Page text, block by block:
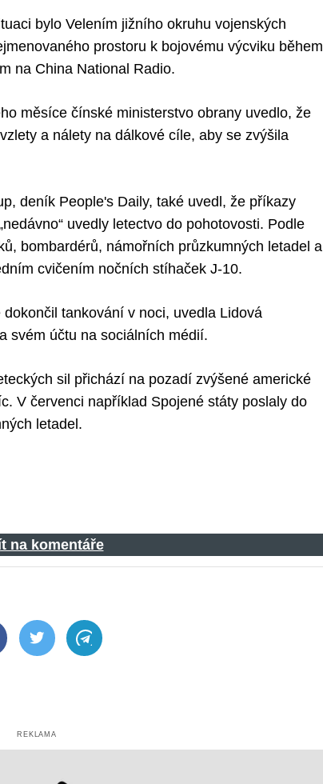
bylo Velením jižního okruhu vojenských
prostoru k bojovému výcviku během
na China National Radio.
měsíce čínské ministerstvo obrany uvedlo, že
a nálety na dálkové cíle, aby se zvýšila
deník People's Daily, také uvedl, že příkazy
uvedly letectvo do pohotovosti. Podle
bombardérů, námořních průzkumných letadel a
cvičením nočních stíhaček J-10.
tankování v noci, uvedla Lidová
svém účtu na sociálních médií.
sil přichází na pozadí zvýšené americké
V červenci například Spojené státy poslaly do
letadel.
na komentáře
Twitter Telegram
REKLAMA